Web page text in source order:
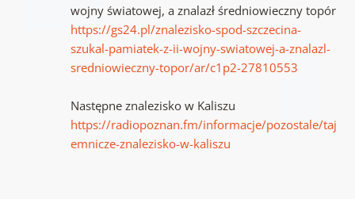
wojny światowej, a znalazł średniowieczny topór
https://gs24.pl/znalezisko-spod-szczecina-
szukal-pamiatek-z-ii-wojny-swiatowej-a-znalazl-
sredniowieczny-topor/ar/c1p2-27810553
Następne znalezisko w Kaliszu
https://radiopoznan.fm/informacje/pozostale/taj
emnicze-znalezisko-w-kaliszu